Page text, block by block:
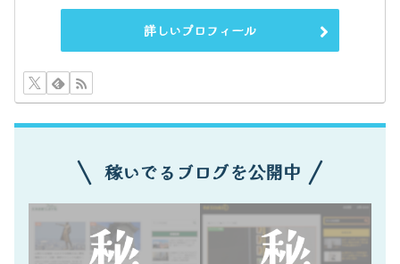
詳しいプロフィール
稼いでるブログを公開中